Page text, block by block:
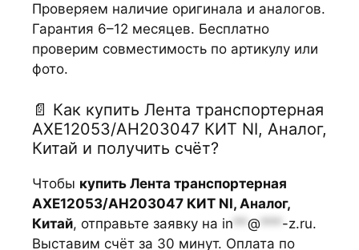
Проверяем наличие оригинала и аналогов.
Гарантия 6–12 месяцев. Бесплатно
проверим совместимость по артикулу или
фото.
📄 Как купить Лента транспортерная
AXE12053/AH203047 КИТ NI, Аналог,
Китай и получить счёт?
Чтобы купить Лента транспортерная
AXE12053/AH203047 КИТ NI, Аналог,
Китай, отправьте заявку на in ** @ *** -z.ru.
Выставим счёт за 30 минут. Оплата по